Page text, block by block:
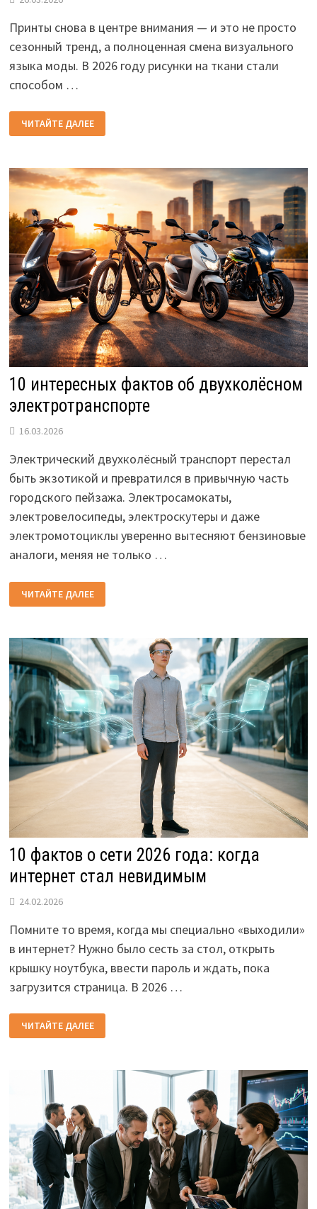
Принты снова в центре внимания — и это не просто
сезонный тренд, а полноценная смена визуального
языка моды. В 2026 году рисунки на ткани стали
способом …
УЗОР
НА
ОДЕЖДЕ:
ТКАНИ
С
ПРИНТАМИ
2026
ГОДУ
ЧИТАЙТЕ ДАЛЕЕ
10 интересных фактов об двухколёсном
электротранспорте
16.03.2026
Электрический двухколёсный транспорт перестал
быть экзотикой и превратился в привычную часть
городского пейзажа. Электросамокаты,
электровелосипеды, электроскутеры и даже
электромотоциклы уверенно вытесняют бензиновые
аналоги, меняя не только …
ИНТЕРЕСНЫХ
ФАКТОВ
ЭЛЕКТРОТРАНСПОРТЕ
ЧИТАЙТЕ ДАЛЕЕ
10 фактов о сети 2026 года: когда
интернет стал невидимым
24.02.2026
Помните то время, когда мы специально «выходили»
в интернет? Нужно было сесть за стол, открыть
крышку ноутбука, ввести пароль и ждать, пока
загрузится страница. В 2026 …
10
ФАКТОВ
О
ГОДА:
КОГДА
ИНТЕРНЕТ
НЕВИДИМЫМ
ЧИТАЙТЕ ДАЛЕЕ